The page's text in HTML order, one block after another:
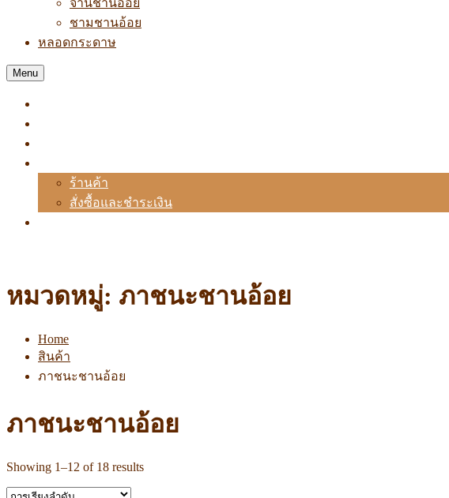
ชามชานอ้อย
หลอดกระดาษ
Menu
ร้านค้า
สั่งซื้อและชำระเงิน
หมวดหมู่: ภาชนะชานอ้อย
Home
สินค้า
ภาชนะชานอ้อย
ภาชนะชานอ้อย
Showing 1–12 of 18 results